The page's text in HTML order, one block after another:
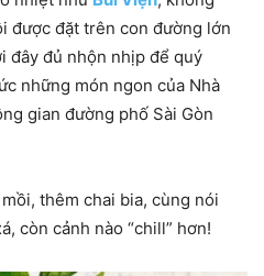
được đặt trên con đường lớn
đây đủ nhộn nhịp để quý
những món ngon của Nhà
gian đường phố Sài Gòn
thêm chai bia, cùng nói
còn cảnh nào “chill” hơn!